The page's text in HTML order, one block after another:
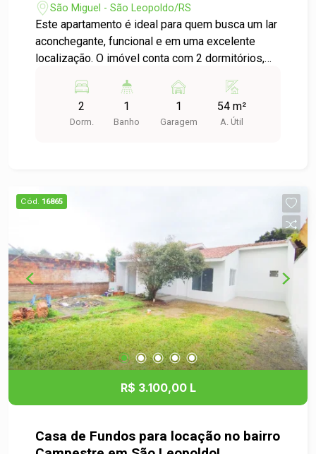
São Miguel - São Leopoldo/RS
Este apartamento é ideal para quem busca um lar
aconchegante, funcional e em uma excelente
localização. O imóvel conta com 2 dormitórios,
excelente iluminação natural, proporcionando
mais conforto e bem-estar. A cozinha é integrada
à área de serviços, oferecendo mais praticidade
segurança. Localizado em um condomínio
seguro, com portaria, salão de festas e
completa para toda a família. Além disso, está
situado em uma região de fácil acesso ao
comércio local e ao centro da cidade, facilitando
o seu dia a dia. Agende sua visita e venha
conhecer o endereço do seu novo lar!
2
Dorm.
1
Banho
1
Garagem
54 m²
A. Útil
Cód. 16865
R$ 3.100,00 L
Casa de Fundos para locação no bairro